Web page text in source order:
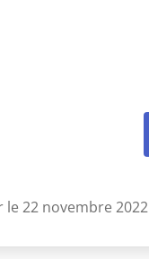
le 22 novembre 2022